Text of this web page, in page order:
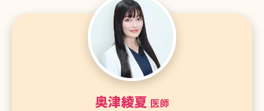
奥津綾夏 医師